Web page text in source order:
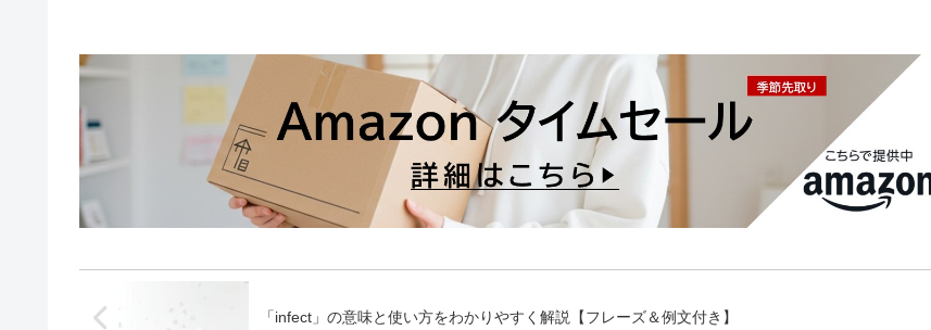
「infect」の意味と使い方をわかりやすく解説【フレーズ＆例文付き】